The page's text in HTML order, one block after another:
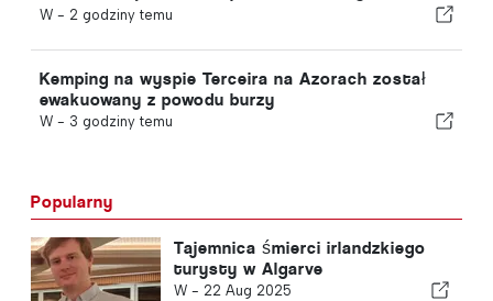
silne trzęsienia ziemi
W - 2 godziny temu
Kemping na wyspie Terceira na Azorach został
ewakuowany z powodu burzy
W - 3 godziny temu
Popularny
Tajemnica śmierci irlandzkiego
turysty w Algarve
W - 22 Aug 2025